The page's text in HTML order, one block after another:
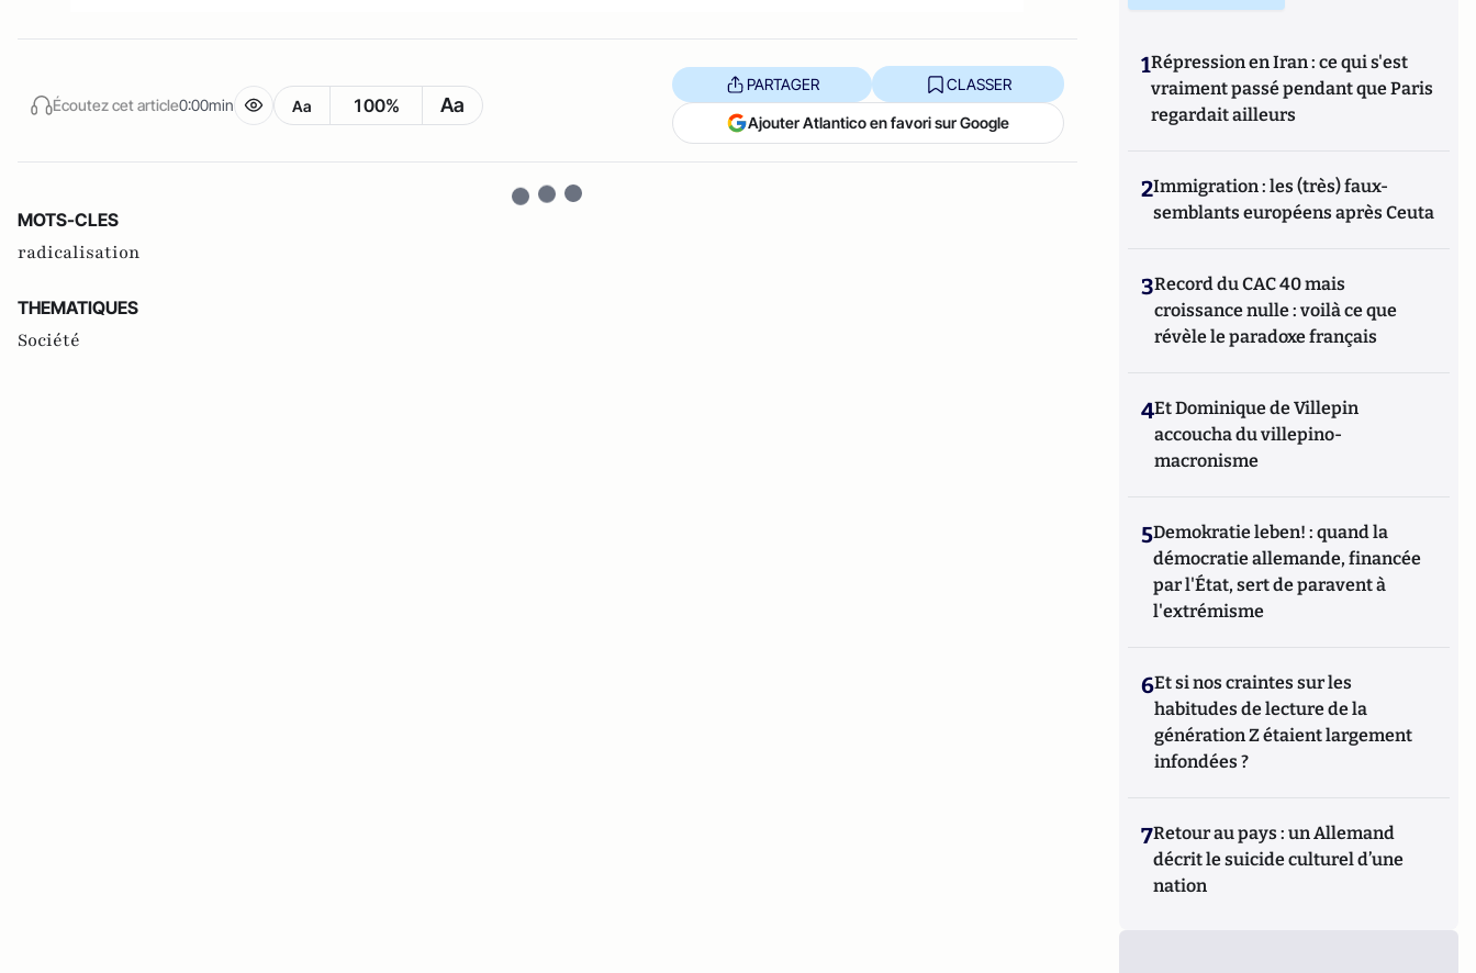
Écoutez cet article0:00min Aa 100% Aa
PARTAGER CLASSER
Ajouter Atlantico en favori sur Google
MOTS-CLES
radicalisation
THEMATIQUES
Société
1Répression en Iran : ce qui s'est
vraiment passé pendant que Paris
regardait ailleurs
2Immigration : les (très) faux-
semblants européens après Ceuta
3Record du CAC 40 mais
croissance nulle : voilà ce que
révèle le paradoxe français
4Et Dominique de Villepin
accoucha du villepino-
macronisme
5Demokratie leben! : quand la
démocratie allemande, financée
par l'État, sert de paravent à
l'extrémisme
6Et si nos craintes sur les
habitudes de lecture de la
génération Z étaient largement
infondées ?
7Retour au pays : un Allemand
décrit le suicide culturel d’une
nation